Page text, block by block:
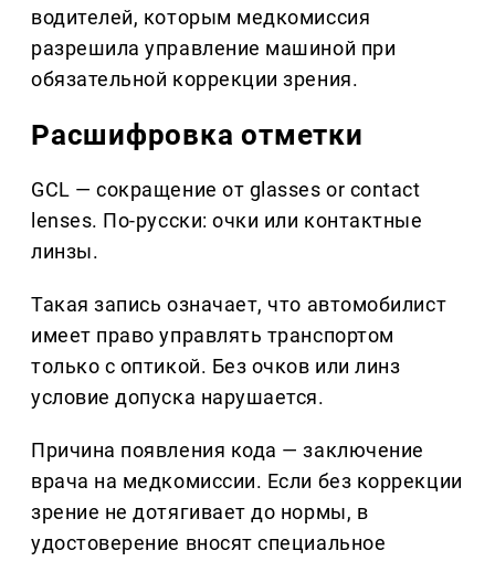
водителей, которым медкомиссия
разрешила управление машиной при
обязательной коррекции зрения.
Расшифровка отметки
GCL — сокращение от glasses or contact
lenses. По-русски: очки или контактные
линзы.
Такая запись означает, что автомобилист
имеет право управлять транспортом
только с оптикой. Без очков или линз
условие допуска нарушается.
Причина появления кода — заключение
врача на медкомиссии. Если без коррекции
зрение не дотягивает до нормы, в
удостоверение вносят специальное